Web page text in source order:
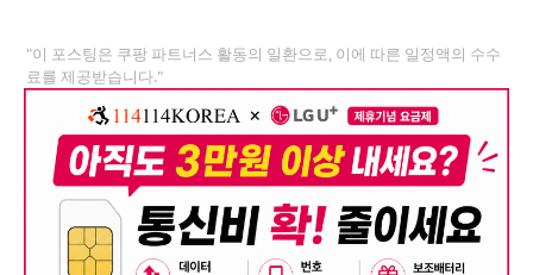
"이 포스팅은 쿠팡 파트너스 활동의 일환으로, 이에 따른 일정액의 수수
료를 제공받습니다."